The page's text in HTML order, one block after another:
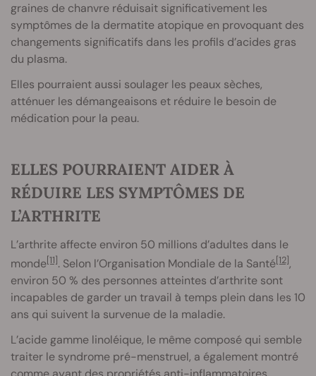
graines de chanvre réduisait significativement les
symptômes de la dermatite atopique en provoquant des
changements significatifs dans les profils d’acides gras
du plasma.
Elles pourraient aussi soulager les peaux sèches,
atténuer les démangeaisons et réduire le besoin de
médication pour la peau.
ELLES POURRAIENT AIDER À
RÉDUIRE LES SYMPTÔMES DE
L’ARTHRITE
L’arthrite affecte environ 50 millions d’adultes dans le
monde[11]. Selon l’Organisation Mondiale de la Santé[12],
environ 50 % des personnes atteintes d’arthrite sont
incapables de garder un travail à temps plein dans les 10
ans qui suivent la survenue de la maladie.
L’acide gamme linoléique, le même composé qui semble
traiter le syndrome pré-menstruel, a également montré